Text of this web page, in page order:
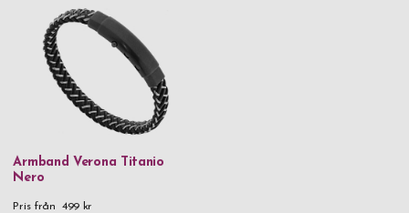
Armband Verona Titanio
Nero
Pris från 499 kr